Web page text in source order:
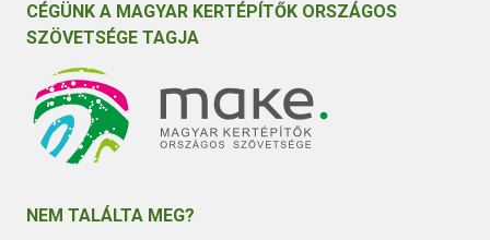
CÉGÜNK A MAGYAR KERTÉPÍTŐK ORSZÁGOS
SZÖVETSÉGE TAGJA
NEM TALÁLTA MEG?